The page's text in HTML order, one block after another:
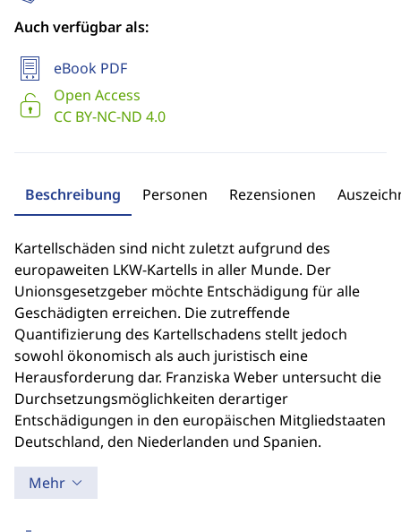
Auch verfügbar als:
eBook PDF
Open Access
CC BY-NC-ND 4.0
Beschreibung Personen Rezensionen
Kartellschäden sind nicht zuletzt aufgrund des
europaweiten LKW-Kartells in aller Munde. Der
Unionsgesetzgeber möchte Entschädigung für alle
Geschädigten erreichen. Die zutreffende
Quantifizierung des Kartellschadens stellt jedoch
sowohl ökonomisch als auch juristisch eine
Herausforderung dar. Franziska Weber untersucht die
Durchsetzungsmöglichkeiten derartiger
Entschädigungen in den europäischen Mitgliedstaaten
Deutschland, den Niederlanden und Spanien.
Mehr